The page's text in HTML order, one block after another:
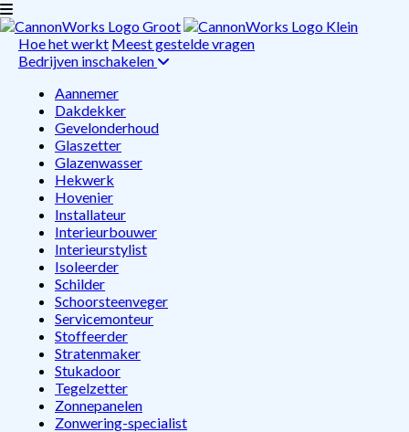
Hoe het werkt Meest gestelde vragen
Bedrijven inschakelen
Aannemer
Dakdekker
Gevelonderhoud
Glaszetter
Glazenwasser
Hekwerk
Hovenier
Installateur
Interieurbouwer
Interieurstylist
Isoleerder
Schilder
Schoorsteenveger
Servicemonteur
Stoffeerder
Stratenmaker
Stukadoor
Tegelzetter
Zonnepanelen
Zonwering-specialist